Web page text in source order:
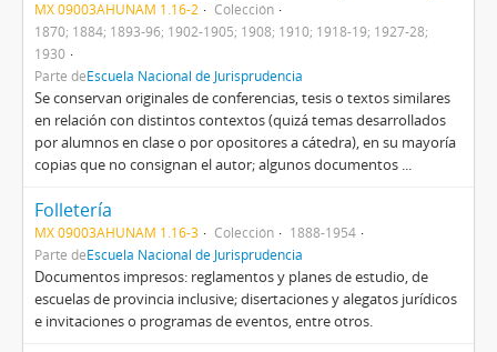
MX 09003AHUNAM 1.16-2
Colección
1870; 1884; 1893-96; 1902-1905; 1908; 1910; 1918-19; 1927-28;
1930
Parte deEscuela Nacional de Jurisprudencia
Se conservan originales de conferencias, tesis o textos similares
en relación con distintos contextos (quizá temas desarrollados
por alumnos en clase o por opositores a cátedra), en su mayoría
copias que no consignan el autor; algunos documentos ...
Folletería
MX 09003AHUNAM 1.16-3 Colección
1888-1954
Parte deEscuela Nacional de Jurisprudencia
Documentos impresos: reglamentos y planes de estudio, de
escuelas de provincia inclusive; disertaciones y alegatos jurídicos
e invitaciones o programas de eventos, entre otros.